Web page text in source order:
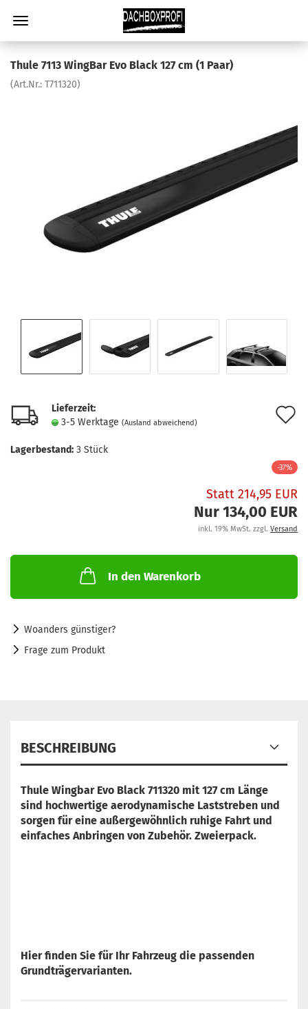
Thule 7113 WingBar Evo Black 127 cm (1 Paar)
(Art.Nr.: T711320)
Lieferzeit:
3-5 Werktage (Ausland abweichend)
Lagerbestand: 3 Stück
-37%
Statt 214,95 EUR
Nur 134,00 EUR
inkl. 19% MwSt. zzgl. Versand
In den Warenkorb
Woanders günstiger?
Frage zum Produkt
BESCHREIBUNG
Thule Wingbar Evo Black 711320 mit 127 cm Länge
sind hochwertige aerodynamische Laststreben und
sorgen für eine außergewöhnlich ruhige Fahrt und
einfaches Anbringen von Zubehör. Zweierpack.
Hier finden Sie für Ihr Fahrzeug die passenden
Grundträgervarianten.